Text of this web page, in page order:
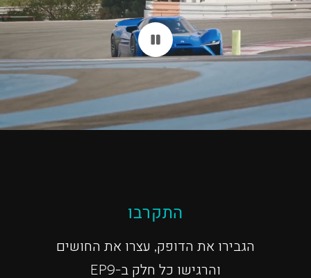
התקרבו
הגבירו את הדופק, עצרו את החושים
והרגישו כל חלק ב-EP9